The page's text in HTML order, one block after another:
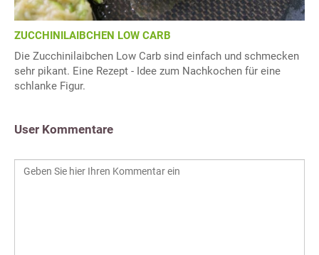
ZUCCHINILAIBCHEN LOW CARB
Die Zucchinilaibchen Low Carb sind einfach und schmecken
sehr pikant. Eine Rezept - Idee zum Nachkochen für eine
schlanke Figur.
User Kommentare